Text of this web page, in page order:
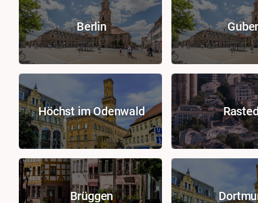
Berlin
Höchst im Odenwald
Brüggen